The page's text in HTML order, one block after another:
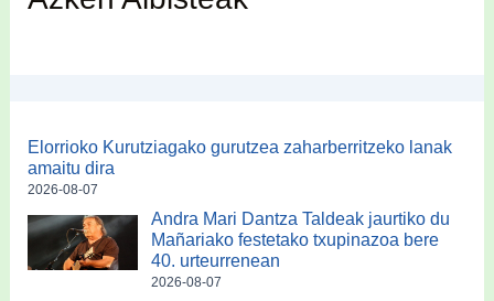
Elorrioko Kurutziagako gurutzea zaharberritzeko lanak
amaitu dira
2026-08-07
Andra Mari Dantza Taldeak jaurtiko du
Mañariako festetako txupinazoa bere
40. urteurrenean
2026-08-07